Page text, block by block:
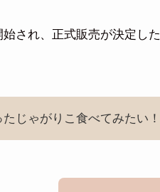
され、正式販売が決定した
じゃがりこ食べてみたい！